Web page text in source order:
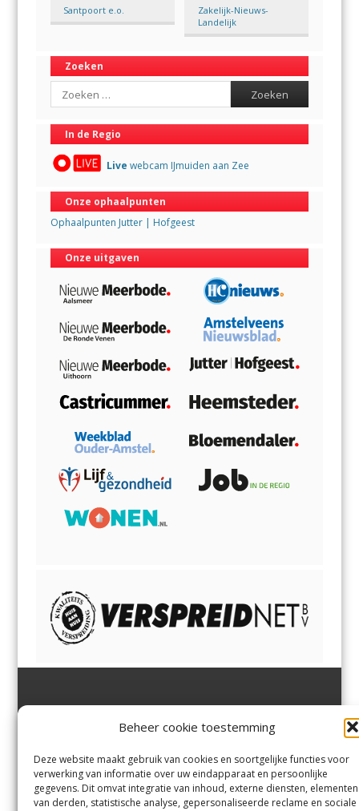
Beheer cookie toestemming
Deze website maakt gebruik van cookies en soortgelijke functies voor
verwerking van informatie over uw eindapparaat en persoonlijke
gegevens. Dit omvat integratie van inhoud, externe diensten, elementen
van derden, statistische analyse, gepersonaliseerde reclame en sociale
Santpoort e.o.
Zakelijk-Nieuws-
Landelijk
Zoeken
Search
In de Regio
Live webcam IJmuiden aan Zee
Onze ophaalpunten
Ophaalpunten Jutter | Hofgeest
Onze uitgaven
Margadantstraat 34
0255-533900
info@jutter.nlofinfo@hofgee
st.nl
Velserbroek,Velsen-Zuid,
Zuid,Driehuisen
Spaarnwoude.